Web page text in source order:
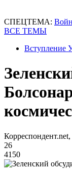
СПЕЦТЕМА:
ВСЕ ТЕМЫ
Вступление
26
4150